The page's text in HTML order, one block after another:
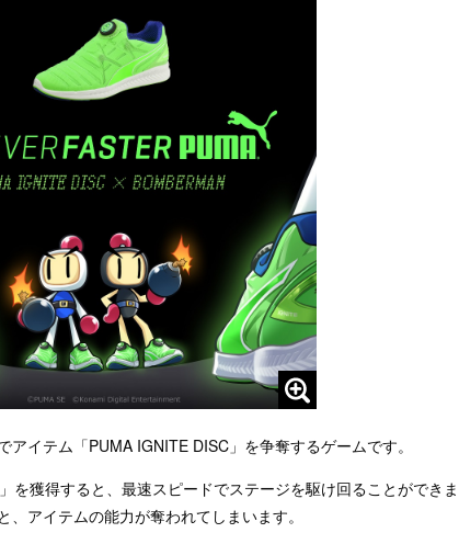
イテム「PUMA IGNITE DISC」を争奪するゲームです。
を獲得すると、最速スピードでステージを駆け回ることができま
アイテムの能力が奪われてしまいます。